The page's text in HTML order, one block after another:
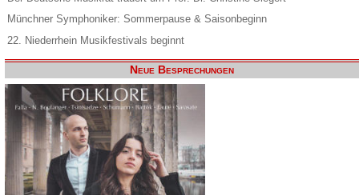
Münchner Symphoniker: Sommerpause & Saisonbeginn
22. Niederrhein Musikfestivals beginnt
Neue Besprechungen